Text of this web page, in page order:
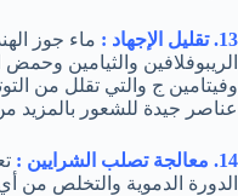
13. تقليل الإجهاد :
ماء جوز
الريبوفلافين والثيامين وحمض
وفيتامين ج والتي تقلل من
عناصر جيدة للشعور بالمزيد
14. معالجة تصلب الشرايين :
الدورة الدموية والتخلص من